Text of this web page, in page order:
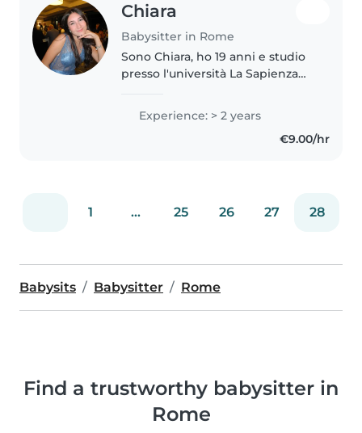
Chiara
Babysitter in Rome
Sono Chiara, ho 19 anni e studio
presso l'università La Sapienza
Internazionali, ho il diploma di
Liceo Classico e da circa 5 anni
Experience: > 2 years
€9.00/hr
1 ... 25 26 27 28
Babysits Babysitter Rome
Find a trustworthy babysitter in
Rome